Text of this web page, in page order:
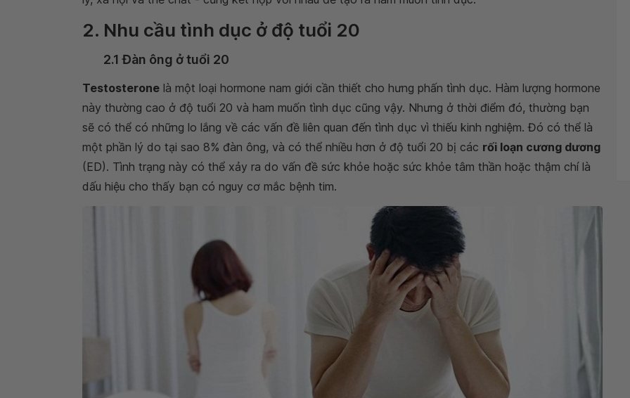
2. Nhu cầu tình dục ở độ tuổi 20
2.1 Đàn ông ở tuổi 20
Testosterone là một loại hormone nam giới cần thiết cho hưng phấn tình dục. Hàm lượng hormone
này thường cao ở độ tuổi 20 và ham muốn tình dục cũng vậy. Nhưng ở thời điểm đó, thường bạn
sẽ có thể có những lo lắng về các vấn đề liên quan đến tình dục vì thiếu kinh nghiệm. Đó có thể là
một phần lý do tại sao 8% đàn ông, và có thể nhiều hơn ở độ tuổi 20 bị các rối loạn cương dương
(ED). Tình trạng này có thể xảy ra do vấn đề sức khỏe hoặc sức khỏe tâm thần hoặc thậm chí là
dấu hiệu cho thấy bạn có nguy cơ mắc bệnh tim.